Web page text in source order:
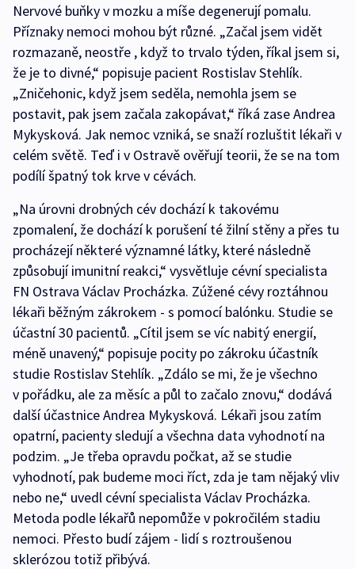
Nervové buňky v mozku a míše degenerují pomalu.
Příznaky nemoci mohou být různé. „Začal jsem vidět
rozmazaně, neostře , když to trvalo týden, říkal jsem si,
že je to divné,“ popisuje pacient Rostislav Stehlík.
„Zničehonic, když jsem seděla, nemohla jsem se
postavit, pak jsem začala zakopávat,“ říká zase Andrea
Mykysková. Jak nemoc vzniká, se snaží rozluštit lékaři v
celém světě. Teď i v Ostravě ověřují teorii, že se na tom
podílí špatný tok krve v cévách.
„Na úrovni drobných cév dochází k takovému
zpomalení, že dochází k porušení té žilní stěny a přes tu
procházejí některé významné látky, které následně
způsobují imunitní reakci,“ vysvětluje cévní specialista
FN Ostrava Václav Procházka. Zúžené cévy roztáhnou
lékaři běžným zákrokem - s pomocí balónku. Studie se
účastní 30 pacientů. „Cítil jsem se víc nabitý energií,
méně unavený,“ popisuje pocity po zákroku účastník
studie Rostislav Stehlík. „Zdálo se mi, že je všechno
v pořádku, ale za měsíc a půl to začalo znovu,“ dodává
další účastnice Andrea Mykysková. Lékaři jsou zatím
opatrní, pacienty sledují a všechna data vyhodnotí na
podzim. „Je třeba opravdu počkat, až se studie
vyhodnotí, pak budeme moci říct, zda je tam nějaký vliv
nebo ne,“ uvedl cévní specialista Václav Procházka.
Metoda podle lékařů nepomůže v pokročilém stadiu
nemoci. Přesto budí zájem - lidí s roztroušenou
sklerózou totiž přibývá.